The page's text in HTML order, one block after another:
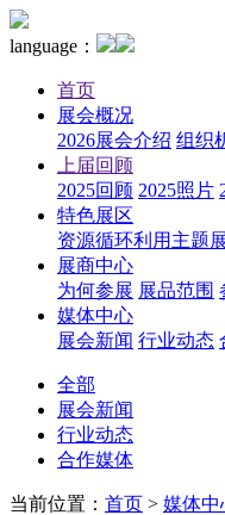
language：
首页
展会概况
2026展会介绍 组织
上届回顾
2025回顾 2025照片
特色展区
资源循环利用主题
展商中心
为何参展 展品范围
媒体中心
展会新闻 行业动态
全部
展会新闻
行业动态
合作媒体
当前位置： 首页 > 媒体中